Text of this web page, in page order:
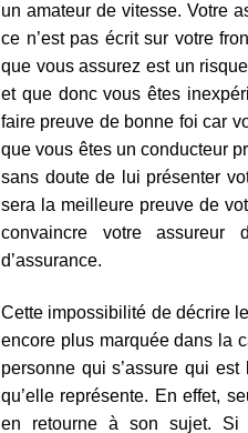
un amateur de vitesse. Votre
ce n’est pas écrit sur votre
que vous assurez est un
et que donc vous êtes
faire preuve de bonne foi car
que vous êtes un conducteur
sans doute de lui présenter
sera la meilleure preuve de
convaincre votre
d’assurance.
Cette impossibilité de décrire
encore plus marquée dans la
personne qui s’assure qui
qu’elle représente. En effet,
en retourne à son sujet. Si